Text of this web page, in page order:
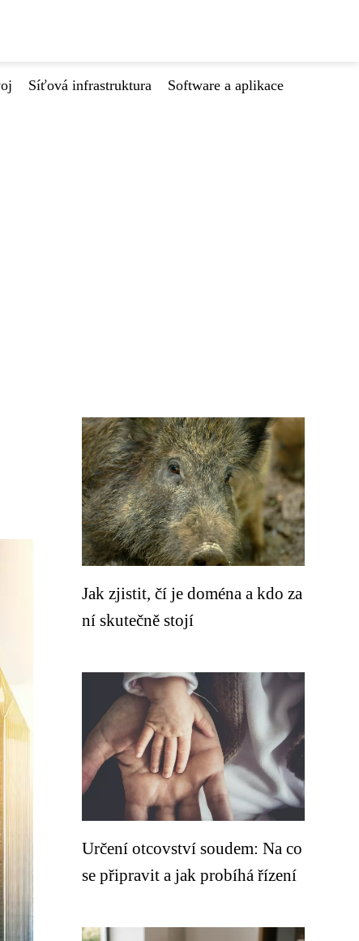
Síťová infrastruktura Software a aplikace
Jak zjistit, čí je doména a kdo za
ní skutečně stojí
Určení otcovství soudem: Na co
se připravit a jak probíhá řízení